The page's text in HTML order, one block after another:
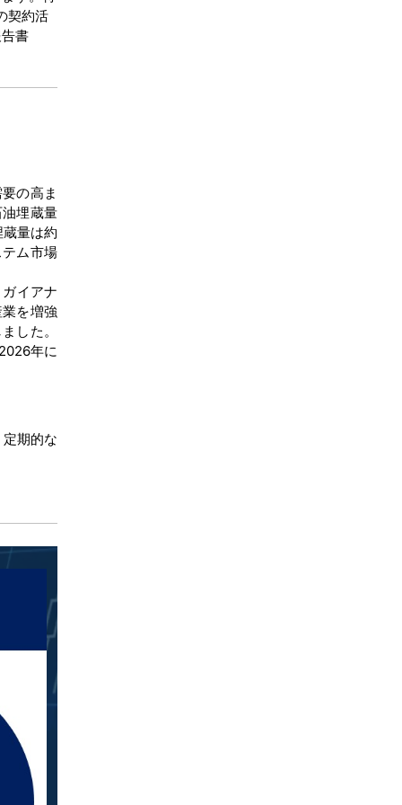
契約活
書
の高ま
埋蔵量
量は約
ム市場
イアナ
を増強
した。
年に
期的な